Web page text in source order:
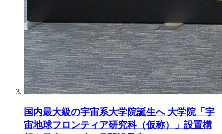
国内最大級の宇宙系大学院誕生へ 大学院「宇
宙地球フロンティア研究科（仮称）」設置構